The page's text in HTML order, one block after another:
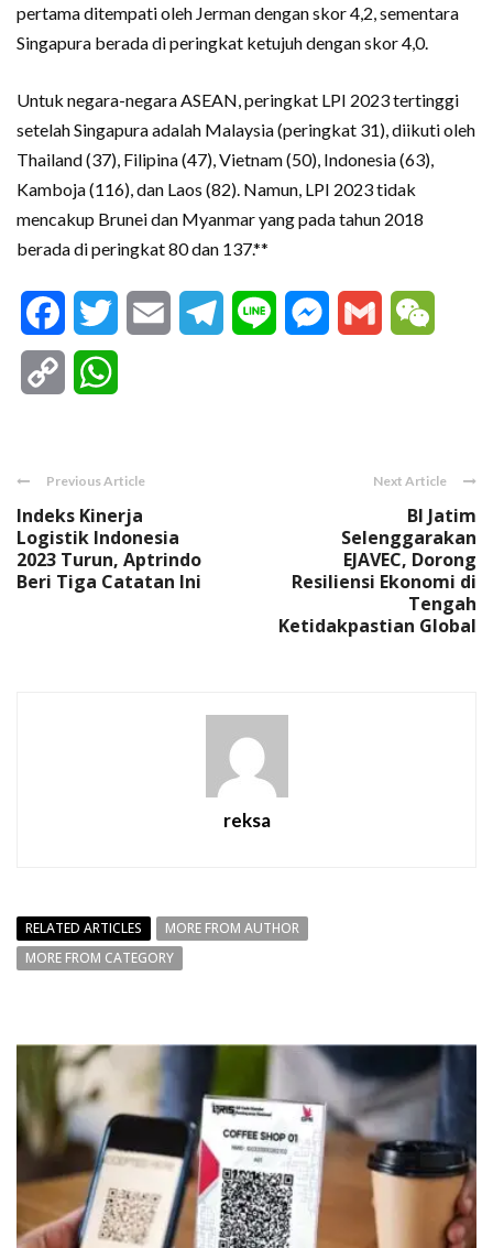
pertama ditempati oleh Jerman dengan skor 4,2, sementara
Singapura berada di peringkat ketujuh dengan skor 4,0.
Untuk negara-negara ASEAN, peringkat LPI 2023 tertinggi
setelah Singapura adalah Malaysia (peringkat 31), diikuti oleh
Thailand (37), Filipina (47), Vietnam (50), Indonesia (63),
Kamboja (116), dan Laos (82). Namun, LPI 2023 tidak
mencakup Brunei dan Myanmar yang pada tahun 2018
berada di peringkat 80 dan 137.**
FacebookTwitter Email Telegram
Line Messenger
Gmail
Copy
Previous Article
Indeks Kinerja
Logistik Indonesia
2023 Turun, Aptrindo
Beri Tiga Catatan Ini
Next Article
BI Jatim
Selenggarakan
EJAVEC, Dorong
Resiliensi Ekonomi di
Tengah
Ketidakpastian Global
reksa
RELATED ARTICLES
MORE FROM AUTHOR
MORE FROM CATEGORY